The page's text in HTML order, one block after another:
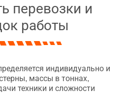
перевозки и
работы
индивидуально и
массы в тоннах,
техники и сложности